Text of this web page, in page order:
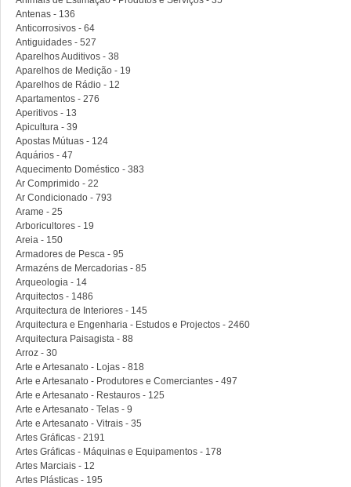
Antenas - 136
Anticorrosivos - 64
Antiguidades - 527
Aparelhos Auditivos - 38
Aparelhos de Medição - 19
Aparelhos de Rádio - 12
Apartamentos - 276
Aperitivos - 13
Apicultura - 39
Apostas Mútuas - 124
Aquários - 47
Aquecimento Doméstico - 383
Ar Comprimido - 22
Ar Condicionado - 793
Arame - 25
Arboricultores - 19
Areia - 150
Armadores de Pesca - 95
Armazéns de Mercadorias - 85
Arqueologia - 14
Arquitectos - 1486
Arquitectura de Interiores - 145
Arquitectura e Engenharia - Estudos e Projectos - 2460
Arquitectura Paisagista - 88
Arroz - 30
Arte e Artesanato - Lojas - 818
Arte e Artesanato - Produtores e Comerciantes - 497
Arte e Artesanato - Restauros - 125
Arte e Artesanato - Telas - 9
Arte e Artesanato - Vitrais - 35
Artes Gráficas - 2191
Artes Gráficas - Máquinas e Equipamentos - 178
Artes Marciais - 12
Artes Plásticas - 195